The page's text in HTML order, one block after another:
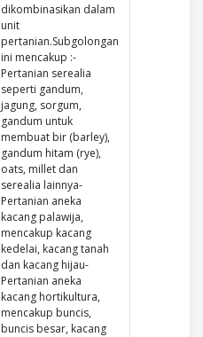
dikombinasikan dalam
unit
pertanian.Subgolongan
ini mencakup :-
Pertanian serealia
seperti gandum,
jagung, sorgum,
gandum untuk
membuat bir (barley),
gandum hitam (rye),
oats, millet dan
serealia lainnya-
Pertanian aneka
kacang palawija,
mencakup kacang
kedelai, kacang tanah
dan kacang hijau-
Pertanian aneka
kacang hortikultura,
mencakup buncis,
buncis besar, kacang